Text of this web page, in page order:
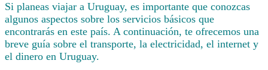
Si planeas viajar a Uruguay, es importante que conozcas
algunos aspectos sobre los servicios básicos que
encontrarás en este país. A continuación, te ofrecemos una
breve guía sobre el transporte, la electricidad, el internet y
el dinero en Uruguay.